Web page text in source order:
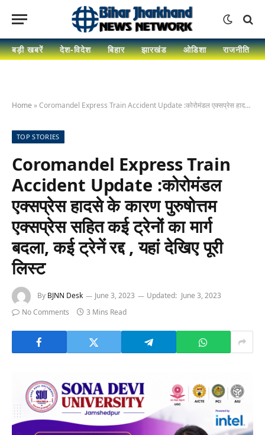
बड़ी खबरें देश-विदेश बिहार झारखंड ओडिशा राजनीति
Home »Coromandel Express Train Accident Update :कोरोमंडल एक्सप्रेस हादसे के कारण पुरुषोत्तम एक्सप्रेस सहित कई ट्रेनों का मार्ग बदला, कई ट्रेनें रद्द , यहां देखिए पूरी लिस्ट
TOP STORIES
Coromandel Express Train
Accident Update :कोरोमंडल
एक्सप्रेस हादसे के कारण पुरुषोत्तम
एक्सप्रेस सहित कई ट्रेनों का मार्ग
बदला, कई ट्रेनें रद्द , यहां देखिए पूरी
लिस्ट
By BJNN Desk June 3, 2023 Updated: June 3, 2023
No Comments
3 Mins Read